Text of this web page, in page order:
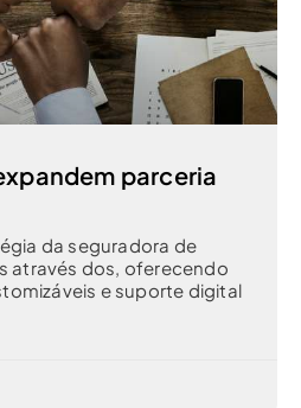
parceria
da seguradora de
através dos, oferecendo
e suporte digital